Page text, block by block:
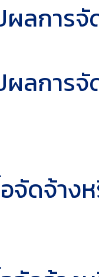
ผลการ
ผลการ
ดจ้าง